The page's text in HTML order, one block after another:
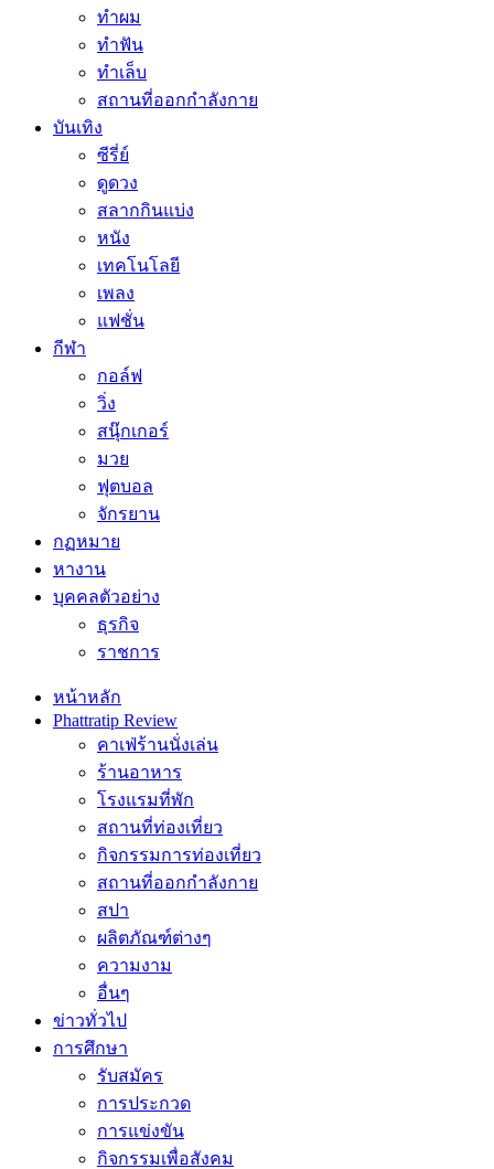
ทำผม
ทำฟัน
ทำเล็บ
สถานที่ออกกำลังกาย
บันเทิง
ซีรี่ย์
ดูดวง
สลากกินแบ่ง
หนัง
เทคโนโลยี
เพลง
แฟชั่น
กีฬา
กอล์ฟ
วิ่ง
สนุ๊กเกอร์
มวย
ฟุตบอล
จักรยาน
กฏหมาย
หางาน
บุคคลตัวอย่าง
ธุรกิจ
ราชการ
หน้าหลัก
Phattratip Review
คาเฟ่ร้านนั่งเล่น
ร้านอาหาร
โรงแรมที่พัก
สถานที่ท่องเที่ยว
กิจกรรมการท่องเที่ยว
สถานที่ออกกำลังกาย
สปา
ผลิตภัณฑ์ต่างๆ
ความงาม
อื่นๆ
ข่าวทั่วไป
การศึกษา
รับสมัคร
การประกวด
การแข่งขัน
กิจกรรมเพื่อสังคม